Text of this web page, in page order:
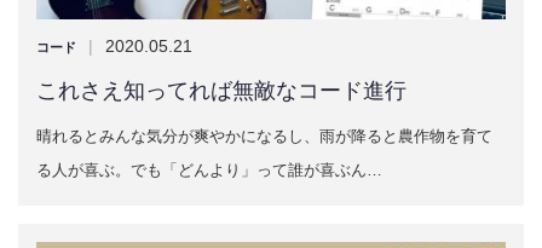
コード | 2020.05.21
これさえ知ってれば無敵なコード進行
晴れるとみんな気分が爽やかになるし、雨が降ると農作物を育て
る人が喜ぶ。でも「どんより」って誰が喜ぶん…